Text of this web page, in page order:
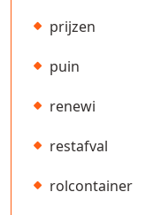
prijzen
puin
renewi
restafval
rolcontainer